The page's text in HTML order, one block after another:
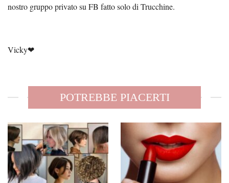
nostro gruppo privato su FB fatto solo di Trucchine.
Vicky❤
POTREBBE PIACERTI